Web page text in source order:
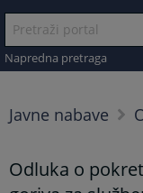
Napredna pretraga
Javne nabave
Odluka o